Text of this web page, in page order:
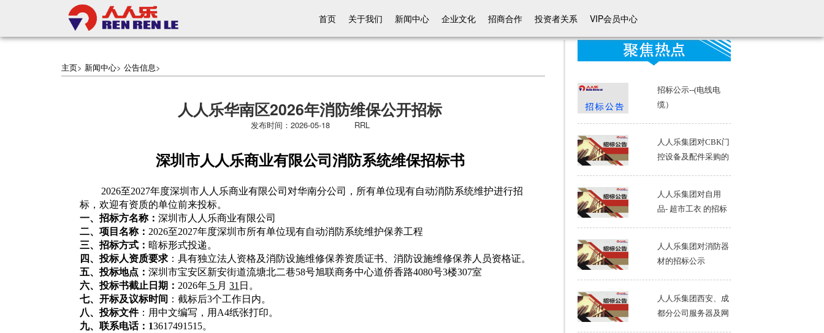
首页 关于我们 新闻中心 企业文化 招商合作 投资者关系 VIP会员中心
主页> 新闻中心> 公告信息>
人人乐华南区2026年消防维保公开招标
发布时间：2026-05-18 RRL
深圳市人人乐商业有限公司消防系统维保招标书
2026至2027年度深圳市人人乐商业有限公司对华南分公司，所有单位现有自动消防系统维护进行招
标，欢迎有资质的单位前来投标。
一、招标方名称：深圳市人人乐商业有限公司
二、项目名称： 2026至2027年度深圳市所有单位现有自动消防系统维护保养工程
三、招标方式： 暗标形式投递。
四、投标人资质要求 ：具有独立法人资格及消防设施维修保养资质证书、消防设施维修保养人员资格证。
五、投标地点：深圳市宝安区新安街道流塘北二巷58号旭联商务中心道侨香路4080号3楼307室
六、投标书截止日期： 2026年 5 月31 日。
七、开标及议标时间 ：截标后3个工作日内。
八、投标文件：用中文编写，用A4纸张打印。
九、联系电话：13617491515。
招标公示--(电线电
缆）
人人乐集团对CBK门
控设备及配件采购的
人人乐集团对自用
品- 超市工衣 的招标
人人乐集团对消防器
材的招标公示
人人乐集团西安、成
都分公司服务器及网